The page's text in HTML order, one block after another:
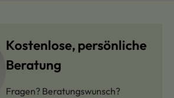
Kostenlose, persönliche
Beratung
Fragen? Beratungswunsch?